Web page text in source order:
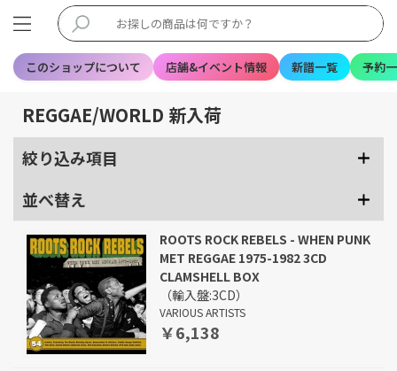
このショップについて 店舗&イベント情報 新譜一覧 予約
REGGAE/WORLD 新入荷
絞り込み項目
並べ替え
ROOTS ROCK REBELS - WHEN PUNK
MET REGGAE 1975-1982 3CD
CLAMSHELL BOX
（輸入盤:3CD）
VARIOUS ARTISTS
￥6,138